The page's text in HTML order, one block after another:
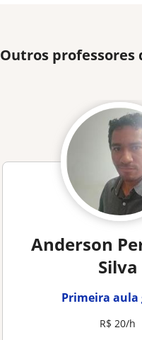
Outros
Anderson
Silva
Primeira aula
R$ 20/h